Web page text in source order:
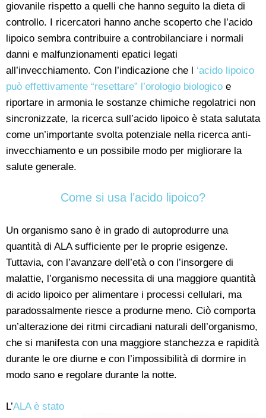
giovanile rispetto a quelli che hanno seguito la dieta di
controllo. I ricercatori hanno anche scoperto che l’acido
lipoico sembra contribuire a controbilanciare i normali
danni e malfunzionamenti epatici legati
all’invecchiamento. Con l’indicazione che l ‘acido lipoico
può effettivamente “resettare” l’orologio biologico e
riportare in armonia le sostanze chimiche regolatrici non
sincronizzate, la ricerca sull’acido lipoico è stata salutata
come un’importante svolta potenziale nella ricerca anti-
invecchiamento e un possibile modo per migliorare la
salute generale.
Come si usa l’acido lipoico?
Un organismo sano è in grado di autoprodurre una
quantità di ALA sufficiente per le proprie esigenze.
Tuttavia, con l’avanzare dell’età o con l’insorgere di
malattie, l’organismo necessita di una maggiore quantità
di acido lipoico per alimentare i processi cellulari, ma
paradossalmente riesce a produrne meno. Ciò comporta
un’alterazione dei ritmi circadiani naturali dell’organismo,
che si manifesta con una maggiore stanchezza e rapidità
durante le ore diurne e con l’impossibilità di dormire in
modo sano e regolare durante la notte.
L’ALA è stato